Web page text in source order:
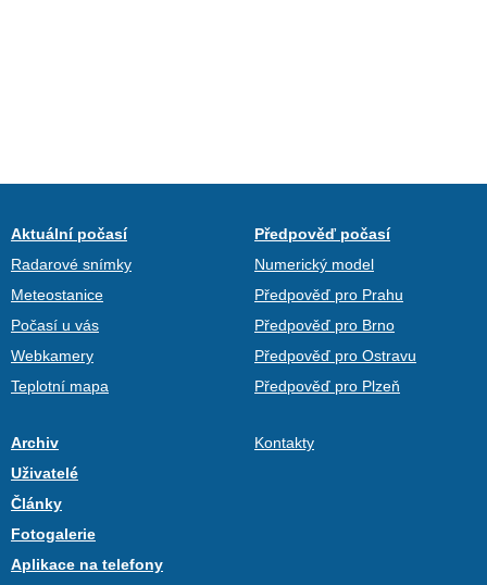
Aktuální počasí
Radarové snímky
Meteostanice
Počasí u vás
Webkamery
Teplotní mapa
Předpověď počasí
Numerický model
Předpověď pro Prahu
Předpověď pro Brno
Předpověď pro Ostravu
Předpověď pro Plzeň
Archiv
Uživatelé
Články
Fotogalerie
Aplikace na telefony
Kontakty